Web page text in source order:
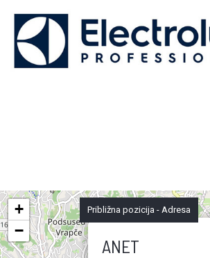
ANET
+
−
Približna pozicija - Adresa